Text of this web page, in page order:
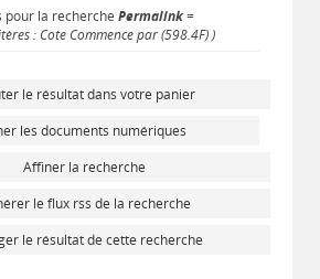
pour la recherche Permalink=
: Cote Commence par (598.4F) )
le résultat dans votre panier
les documents numériques
Affiner la recherche
le flux rss de la recherche
le résultat de cette recherche